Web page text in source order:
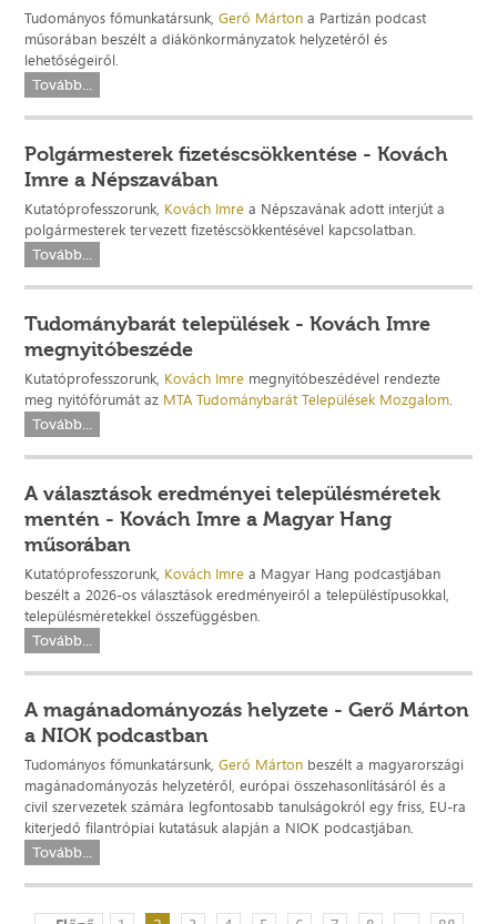
Tudományos főmunkatársunk,Gerő Márton a Partizán podcast
műsorában beszélt a diákönkormányzatok helyzetéről és
lehetőségeiről.
Tovább...
Polgármesterek fizetéscsökkentése - Kovách
Imre a Népszavában
Kutatóprofesszorunk, Kovách Imre a Népszavának adott interjút a
polgármesterek tervezett fizetéscsökkentésével kapcsolatban.
Tovább...
Tudománybarát települések - Kovách Imre
megnyitóbeszéde
Kutatóprofesszorunk, Kovách Imre megnyitóbeszédével rendezte
meg nyitófórumát az MTA Tudománybarát Települések Mozgalom.
Tovább...
A választások eredményei településméretek
mentén - Kovách Imre a Magyar Hang
műsorában
Kutatóprofesszorunk, Kovách Imre a Magyar Hang podcastjában
beszélt a 2026-os választások eredményeiről a településtípusokkal,
településméretekkel összefüggésben.
Tovább...
A magánadományozás helyzete - Gerő Márton
a NIOK podcastban
Tudományos főmunkatársunk,Gerő Márton beszélt a magyarországi
magánadományozás helyzetéről, európai összehasonlításáról és a
civil szervezetek számára legfontosabb tanulságokról egy friss, EU-ra
kiterjedő filantrópiai kutatásuk alapján a NIOK podcastjában.
Tovább...